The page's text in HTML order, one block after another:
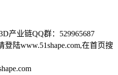
产业链QQ群：529965687
陆www.51shape.com,在首页搜